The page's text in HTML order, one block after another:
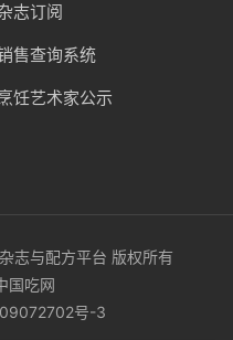
志订阅
售查询系统
饪艺术家公示
志与配方平台 版权所有
国吃网
号-3